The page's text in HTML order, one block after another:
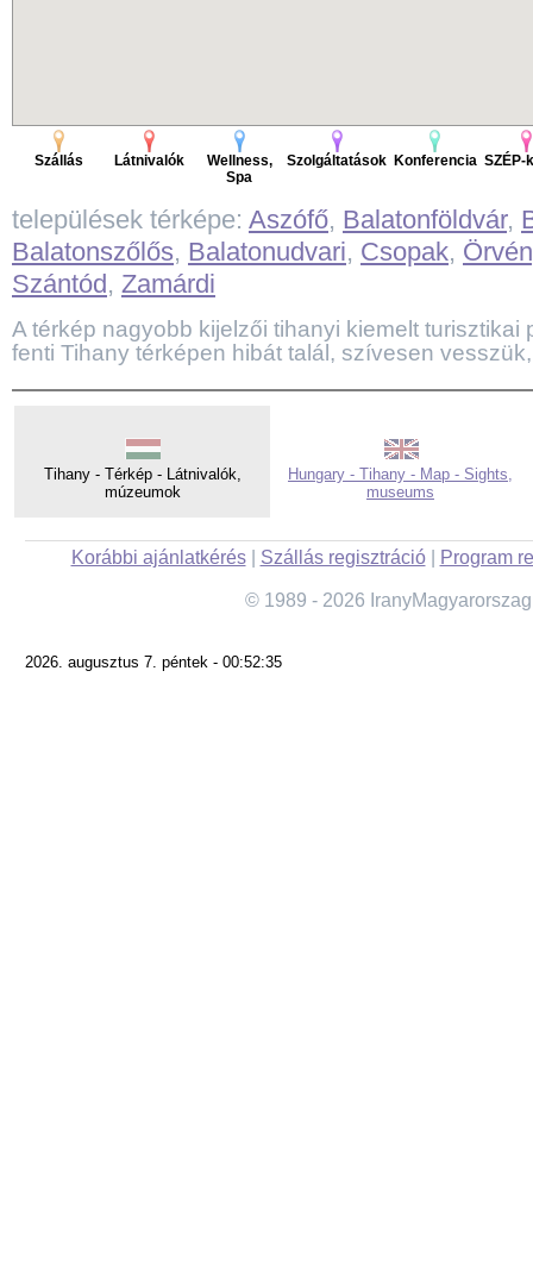
Szállás Látnivalók
Wellness,
Spa
Szolgáltatások Konferencia SZÉP-
települések térképe: Aszófő, Balatonföldvár,
Balatonszőlős, Balatonudvari, Csopak,
Szántód, Zamárdi
A térkép nagyobb kijelzői tihanyi kiemelt turisztikai
fenti Tihany térképen hibát talál, szívesen
Tihany - Térkép - Látnivalók,
múzeumok
Hungary - Tihany - Map - Sights,
museums
Korábbi ajánlatkérés| Szállás regisztráció| Program
© 1989 - 2026
2026. augusztus 7. péntek - 00:52:35